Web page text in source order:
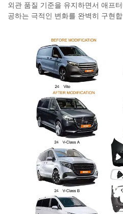
외관 품질 기준을 유지하면서 애프
공하는 극적인 변화를 완벽히 구현